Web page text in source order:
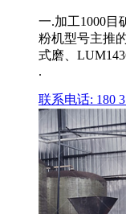
一.加工1000目
粉机型号主推
式磨、
.
联系电话: 180